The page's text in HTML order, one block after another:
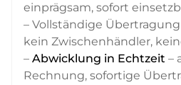
einprägsam, sofort
– Vollständige
kein Zwischenhändler,
– Abwicklung in Echtzeit –
Rechnung, sofortige